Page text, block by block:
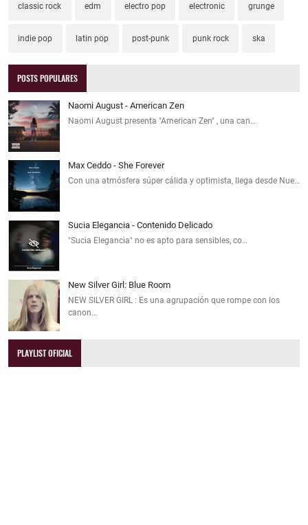
classic rock edm electro pop electronic grunge
indie pop latin pop post-punk punk rock ska
POSTS POPULARES
Naomi August - American Zen
Naomi August presenta "American Zen" , una can…
Max Ceddo - She Forever
Con una atmósfera súper cálida y optimista, llega desde Nue…
Sucia Elegancia - Contenido Delicado
"Sucia Elegancia" no es apto para sensibles, co…
New Silver Girl: Blue Room
NEW SILVER GIRL : Es una agrupación que rompe con los
canon…
PLAYLIST OFICIAL